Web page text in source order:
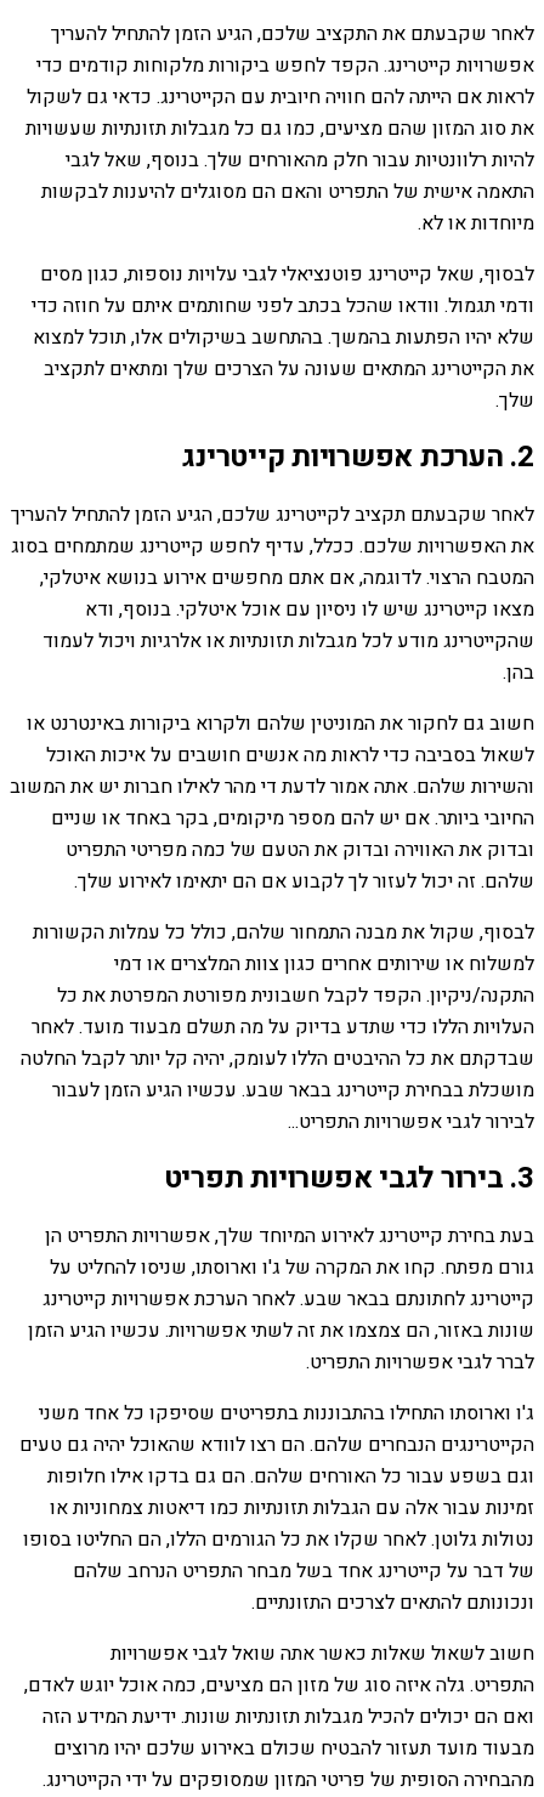
לאחר שקבעתם את התקציב שלכם, הגיע הזמן להתחיל להעריך
אפשרויות קייטרינג. הקפד לחפש ביקורות מלקוחות קודמים כדי
לראות אם הייתה להם חוויה חיובית עם הקייטרינג. כדאי גם לשקול
את סוג המזון שהם מציעים, כמו גם כל מגבלות תזונתיות שעשויות
להיות רלוונטיות עבור חלק מהאורחים שלך. בנוסף, שאל לגבי
התאמה אישית של התפריט והאם הם מסוגלים להיענות לבקשות
מיוחדות או לא.
לבסוף, שאל קייטרינג פוטנציאלי לגבי עלויות נוספות, כגון מסים
ודמי תגמול. וודאו שהכל בכתב לפני שחותמים איתם על חוזה כדי
שלא יהיו הפתעות בהמשך. בהתחשב בשיקולים אלו, תוכל למצוא
את הקייטרינג המתאים שעונה על הצרכים שלך ומתאים לתקציב
שלך.
2. הערכת אפשרויות קייטרינג
לאחר שקבעתם תקציב לקייטרינג שלכם, הגיע הזמן להתחיל להעריך
את האפשרויות שלכם. ככלל, עדיף לחפש קייטרינג שמתמחים בסוג
המטבח הרצוי. לדוגמה, אם אתם מחפשים אירוע בנושא איטלקי,
מצאו קייטרינג שיש לו ניסיון עם אוכל איטלקי. בנוסף, ודא
שהקייטרינג מודע לכל מגבלות תזונתיות או אלרגיות ויכול לעמוד
בהן.
חשוב גם לחקור את המוניטין שלהם ולקרוא ביקורות באינטרנט או
לשאול בסביבה כדי לראות מה אנשים חושבים על איכות האוכל
והשירות שלהם. אתה אמור לדעת די מהר לאילו חברות יש את המשוב
החיובי ביותר. אם יש להם מספר מיקומים, בקר באחד או שניים
ובדוק את האווירה ובדוק את הטעם של כמה מפריטי התפריט
שלהם. זה יכול לעזור לך לקבוע אם הם יתאימו לאירוע שלך.
לבסוף, שקול את מבנה התמחור שלהם, כולל כל עמלות הקשורות
למשלוח או שירותים אחרים כגון צוות המלצרים או דמי
התקנה/ניקיון. הקפד לקבל חשבונית מפורטת המפרטת את כל
העלויות הללו כדי שתדע בדיוק על מה תשלם מבעוד מועד. לאחר
שבדקתם את כל ההיבטים הללו לעומק, יהיה קל יותר לקבל החלטה
מושכלת בבחירת קייטרינג בבאר שבע. עכשיו הגיע הזמן לעבור
לבירור לגבי אפשרויות התפריט...
3. בירור לגבי אפשרויות תפריט
בעת בחירת קייטרינג לאירוע המיוחד שלך, אפשרויות התפריט הן
גורם מפתח. קחו את המקרה של ג'ו וארוסתו, שניסו להחליט על
קייטרינג לחתונתם בבאר שבע. לאחר הערכת אפשרויות קייטרינג
שונות באזור, הם צמצמו את זה לשתי אפשרויות. עכשיו הגיע הזמן
לברר לגבי אפשרויות התפריט.
ג'ו וארוסתו התחילו בהתבוננות בתפריטים שסיפקו כל אחד משני
הקייטרינגים הנבחרים שלהם. הם רצו לוודא שהאוכל יהיה גם טעים
וגם בשפע עבור כל האורחים שלהם. הם גם בדקו אילו חלופות
זמינות עבור אלה עם הגבלות תזונתיות כמו דיאטות צמחוניות או
נטולות גלוטן. לאחר שקלו את כל הגורמים הללו, הם החליטו בסופו
של דבר על קייטרינג אחד בשל מבחר התפריט הנרחב שלהם
ונכונותם להתאים לצרכים התזונתיים.
חשוב לשאול שאלות כאשר אתה שואל לגבי אפשרויות
התפריט. גלה איזה סוג של מזון הם מציעים, כמה אוכל יוגש לאדם,
ואם הם יכולים להכיל מגבלות תזונתיות שונות. ידיעת המידע הזה
מבעוד מועד תעזור להבטיח שכולם באירוע שלכם יהיו מרוצים
מהבחירה הסופית של פריטי המזון שמסופקים על ידי הקייטרינג.